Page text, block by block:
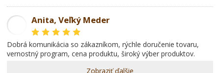
Anita, Veľký Meder
dobrá komunikácia so zákazníkom, rýchle doručenie tovaru,
vernostný program, cena produktu, široký výber produktov.
Zobraziť ďalšie